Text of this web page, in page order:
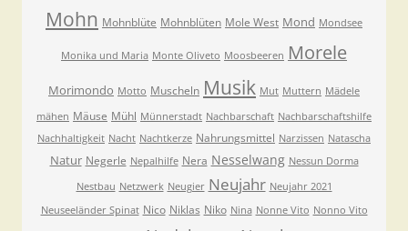
Mohn Mohnblüte Mohnblüten Mole West Mond Mondsee
Monika und Maria Monte Oliveto Moosbeeren Morele
Morimondo Motto Muscheln Musik Mut Muttern Mädele
mähen Mäuse Mühl Münnerstadt Nachbarschaft Nachbarschaftshilfe
Nachhaltigkeit Nacht Nachtkerze Nahrungsmittel Narzissen Natascha
Natur Negerle Nepalhilfe Nera Nesselwang Nessun Dorma
Nestbau Netzwerk Neugier Neujahr Neujahr 2021
Neuseeländer Spinat Nico Niklas Niko Nina Nonne Vito Nonno Vito